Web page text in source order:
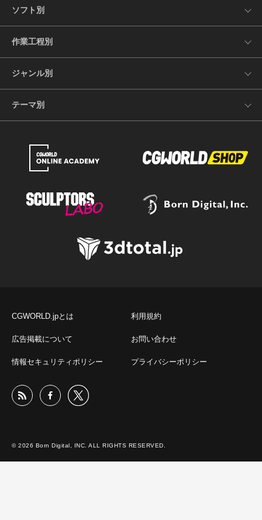
ソフト別
作業工程別
ジャンル別
テーマ別
CGWORLD.jpとは 利用規約
広告掲載について お問い合わせ
情報セキュリティポリシー プライバシーポリシー
© 2026 Born Digital, INC. ALL RIGHTS RESERVED.